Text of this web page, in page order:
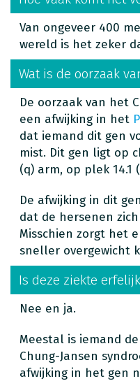
Van ongeveer 400
wereld is het zeker
Wat is de oorzaak
De oorzaak van het
een afwijking in het
dat iemand dit gen
mist. Dit gen ligt op
(q) arm, op plek 14.1
De afwijking in dit
dat de hersenen
Misschien zorgt het
sneller overgewicht
Is deze ziekte
Nee en ja.
Meestal is iemand
Chung-Jansen
afwijking in het gen